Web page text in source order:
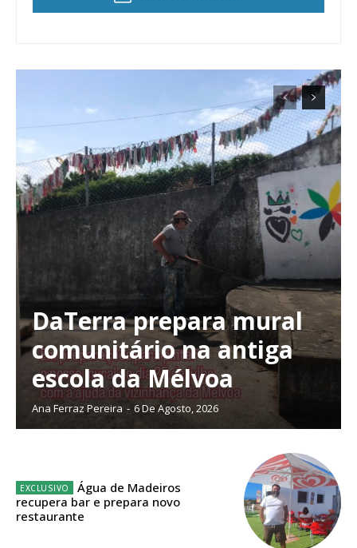
Planos de Assinatura
Faça-se assinante do Região de Cister e ajude-nos a manter este serviço
DaTerra prepara mural
comunitário na antiga
escola da Mélvoa
Ana Ferraz Pereira - 6 De Agosto, 2026
Água de Madeiros
recupera bar e prepara novo
restaurante